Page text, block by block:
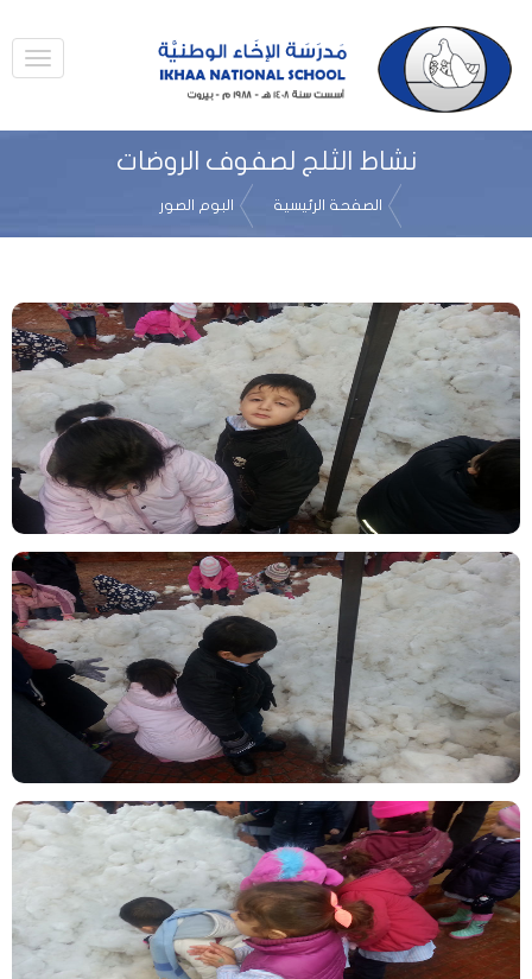
نشاط الثلج لصفوف الروضات
الصفحة الرئيسية البوم الصور